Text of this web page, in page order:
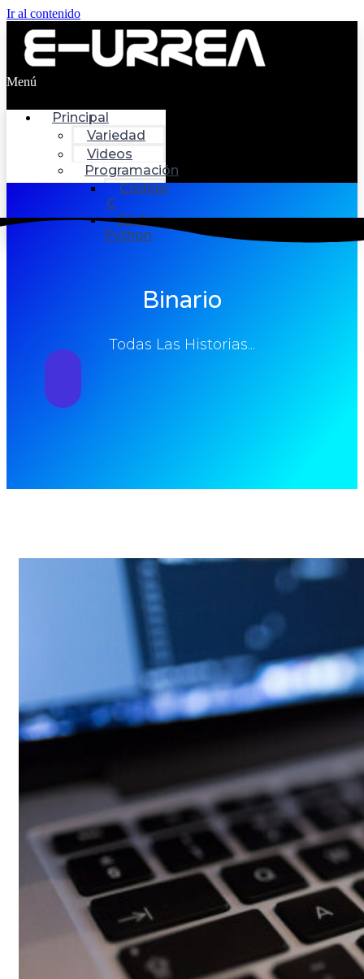
Ir al contenido
Menú
Principal
Variedad
Videos
Programación
Código
C
Código
Python
Binario
Todas Las Historias...